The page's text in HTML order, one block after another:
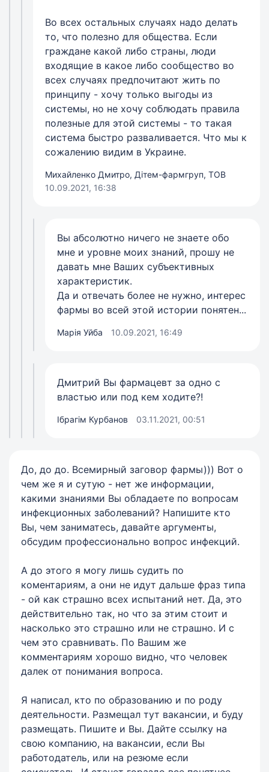
Во всех остальных случаях надо делать
то, что полезно для общества. Если
граждане какой либо страны, люди
входящие в какое либо сообщество во
всех случаях предпочитают жить по
принципу - хочу только выгоды из
системы, но не хочу соблюдать правила
полезные для этой системы - то такая
система быстро разваливается. Что мы к
сожалению видим в Украине.
Михайленко Дмитро, Дітем-фармгруп, ТОВ
10.09.2021, 16:38
Вы абсолютно ничего не знаете обо
мне и уровне моих знаний, прошу не
давать мне Ваших субъективных
характеристик.
Да и отвечать более не нужно, интерес
фармы во всей этой истории понятен...
Марія Уйба 10.09.2021, 16:49
Дмитрий Вы фармацевт за одно с
властью или под кем ходите?!
Ібрагім Курбанов 03.11.2021, 00:51
До, до до. Всемирный заговор фармы))) Вот о
чем же я и сутую - нет же информации,
какими знаниями Вы обладаете по вопросам
инфекционных заболеваний? Напишите кто
Вы, чем заниматесь, давайте аргументы,
обсудим профессионально вопрос инфекций.
А до этого я могу лишь судить по
коментариям, а они не идут дальше фраз типа
- ой как страшно всех испытаний нет. Да, это
действительно так, но что за этим стоит и
насколько это страшно или не страшно. И с
чем это сравнивать. По Вашим же
комментариям хорошо видно, что человек
далек от понимания вопроса.
Я написал, кто по образованию и по роду
деятельности. Размещал тут вакансии, и буду
размещать. Пишите и Вы. Дайте ссылку на
свою компанию, на вакансии, если Вы
работодатель, или на резюме если